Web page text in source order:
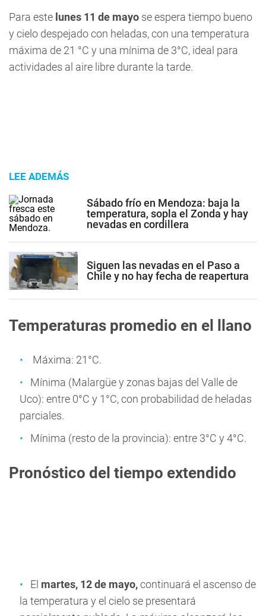
Para este lunes 11 de mayo se espera tiempo bueno
y cielo despejado con heladas, con una temperatura
máxima de 21 °C y una mínima de 3°C, ideal para
actividades al aire libre durante la tarde.
LEE ADEMÁS
Sábado frío en Mendoza: baja la
temperatura, sopla el Zonda y hay
nevadas en cordillera
Siguen las nevadas en el Paso a
Chile y no hay fecha de reapertura
Temperaturas promedio en el llano
Máxima: 21°C.
Mínima (Malargüe y zonas bajas del Valle de
Uco): entre 0°C y 1°C, con probabilidad de heladas
parciales.
Mínima (resto de la provincia): entre 3°C y 4°C.
Pronóstico del tiempo extendido
El martes, 12 de mayo,continuará el ascenso de
la temperatura y el cielo se presentará